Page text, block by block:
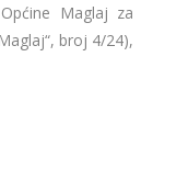
Maglaj za
broj 4/24),